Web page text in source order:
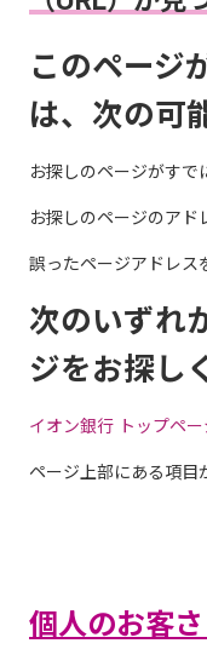
このページ
は、次の可
お探しのページがすで
お探しのページのアド
誤ったページアドレス
次のいずれ
ジをお探し
イオン銀行 トップペ
ページ上部にある項目
個人のお客さ